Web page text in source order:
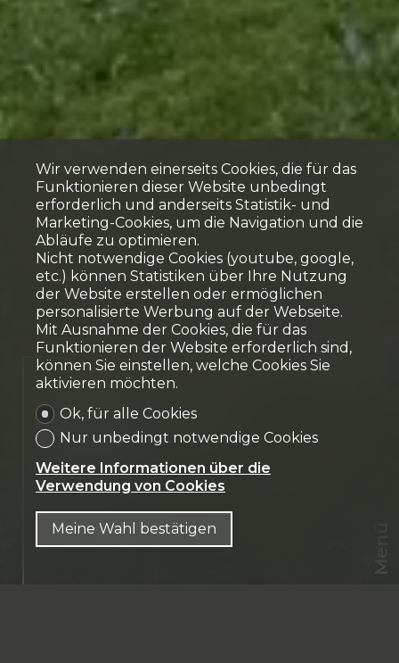
Verkauft
Einfamilienhaus
Sugiez
Wir verwenden einerseits Cookies, die für das
Funktionieren dieser Website unbedingt
erforderlich und anderseits Statistik- und
Marketing-Cookies, um die Navigation und die
Abläufe zu optimieren.
Nicht notwendige Cookies (youtube, google,
etc.) können Statistiken über Ihre Nutzung
der Website erstellen oder ermöglichen
personalisierte Werbung auf der Webseite.
Mit Ausnahme der Cookies, die für das
Funktionieren der Website erforderlich sind,
können Sie einstellen, welche Cookies Sie
aktivieren möchten.
Ok, für alle Cookies
Nur unbedingt notwendige Cookies
Weitere Informationen über die
Verwendung von Cookies
Meine Wahl bestätigen